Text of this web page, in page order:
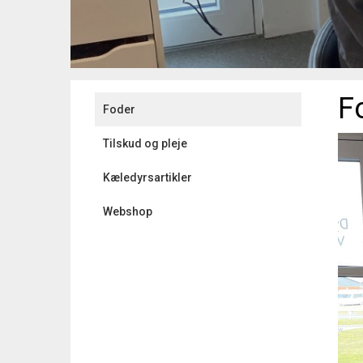
Foder
Tilskud og pleje
Kæledyrsartikler
Webshop